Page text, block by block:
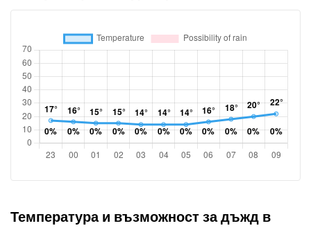
Температура и възможност за дъжд в